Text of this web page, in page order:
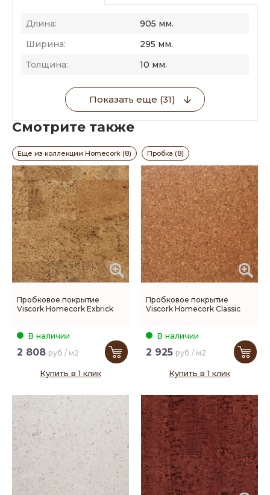
Длина:
905 мм.
Ширина:
295 мм.
Толщина:
10 мм.
Показать еще (31)
Смотрите также
Еще из коллекции Homecork (8) Пробка (8)
Пробковое покрытие
Viscork Homecork Exbrick
В наличии
2 808 руб / м2
Купить в 1 клик
Пробковое покрытие
Viscork Homecork Classic
В наличии
2 925 руб / м2
Купить в 1 клик